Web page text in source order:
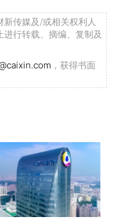
传媒及/或相关权利人
行转载、摘编、复制及
，获得书面